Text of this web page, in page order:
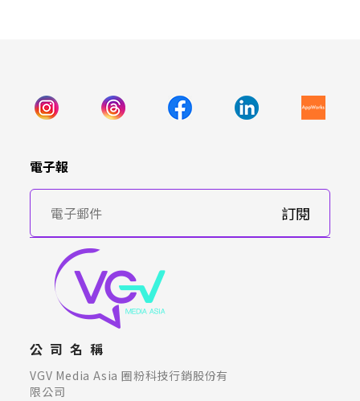
電子報
訂閱
公司名稱
VGV Media Asia 圈粉科技行銷股份有
限公司